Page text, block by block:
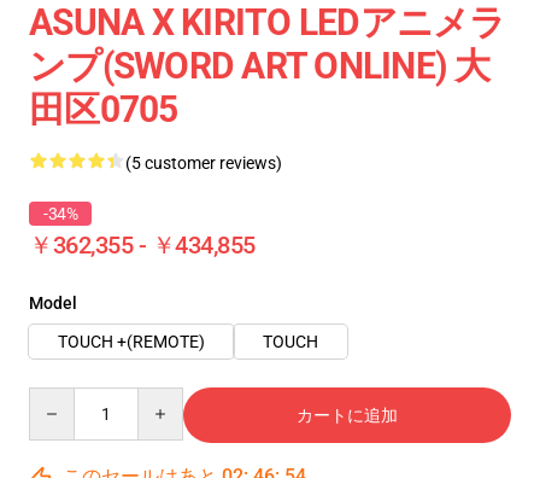
ASUNA X KIRITO LEDアニメラ
ンプ(SWORD ART ONLINE) 大
田区0705
(5 customer reviews)
-34%
￥362,355 - ￥434,855
Model
TOUCH +(REMOTE)
TOUCH
カートに追加